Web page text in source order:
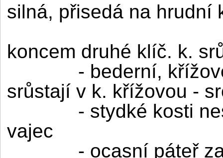
silná, přisedá na hrudní
koncem druhé klíč. k.
- bederní,
srůstají v k. křížovou -
- stydké kosti
vajec
- ocasní páteř